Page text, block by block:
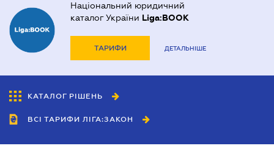
Національний юридичний
каталог України Liga:BOOK
ТАРИФИ ДЕТАЛЬНІШЕ
КАТАЛОГ РІШЕНЬ
ВСІ ТАРИФИ ЛІГА:ЗАКОН